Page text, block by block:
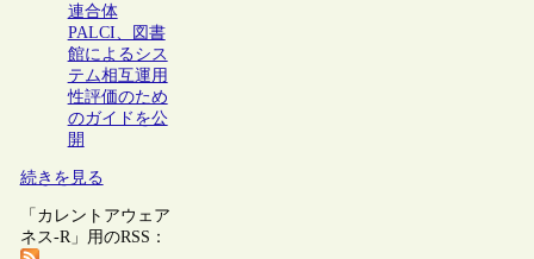
連合体
PALCI、図書
館によるシス
テム相互運用
性評価のため
のガイドを公
開
続きを見る
「カレントアウェア
ネス-R」用のRSS：